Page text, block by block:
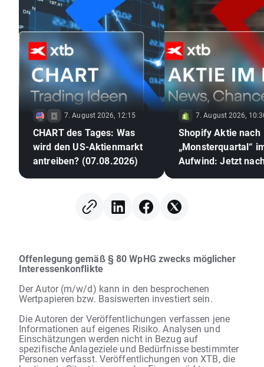
7. August 2026, 12:15
CHART des Tages: Was
wird den US-Aktienmarkt
antreiben? (07.08.2026)
7. August 2026,
Shopify Aktie nach
„Monsterquartal“
Aufwind: Jetzt
Offenlegung gemäß § 80 WpHG zwecks möglicher
Interessenkonflikte
Der Autor (m/w/d) kann in den besprochenen
Wertpapieren bzw. Basiswerten investiert sein.
Die Autoren der Veröffentlichungen verfassen jene
Informationen auf eigenes Risiko. Analysen und
Einschätzungen werden nicht in Bezug auf
spezifische Anlageziele und Bedürfnisse bestimmter
Personen verfasst. Veröffentlichungen von XTB, die